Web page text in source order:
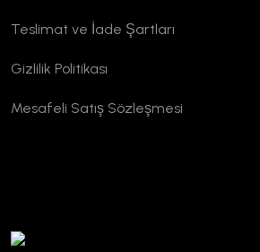
Teslimat ve İade Şartları
Gizlilik Politikası
Mesafeli Satış Sözleşmesi